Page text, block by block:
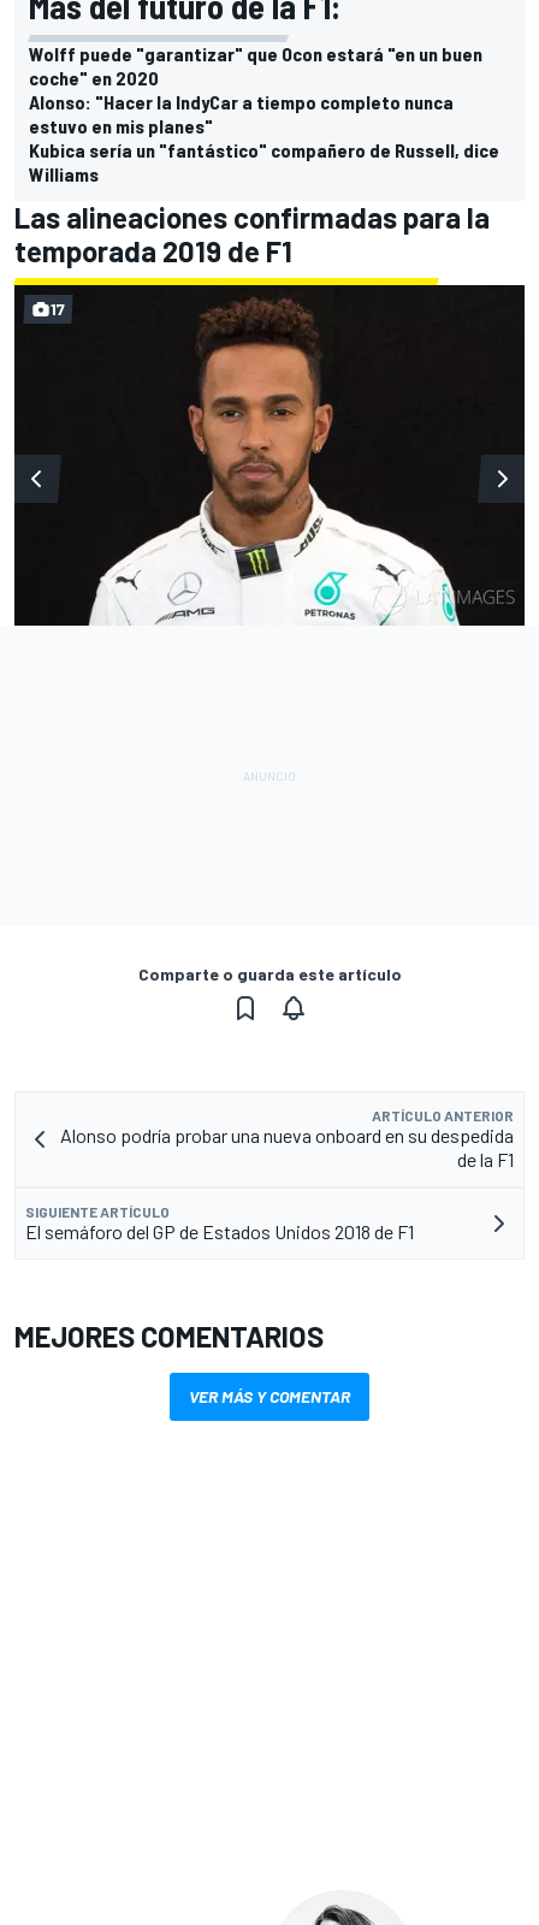
Wolff puede "garantizar" que Ocon estará "en un buen
coche" en 2020
Alonso: "Hacer la IndyCar a tiempo completo nunca
estuvo en mis planes"
Kubica sería un "fantástico" compañero de Russell, dice
Williams
Las alineaciones confirmadas para la
temporada 2019 de F1
17
Comparte o guarda este artículo
ARTÍCULO ANTERIOR
Alonso podría probar una nueva onboard en su despedida
de la F1
SIGUIENTE ARTÍCULO
El semáforo del GP de Estados Unidos 2018 de F1
MEJORES COMENTARIOS
VER MÁS Y COMENTAR